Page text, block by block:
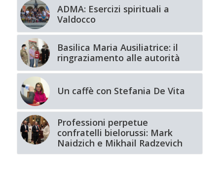
ADMA: Esercizi spirituali a
Valdocco
Basilica Maria Ausiliatrice: il
ringraziamento alle autorità
Un caffè con Stefania De Vita
Professioni perpetue
confratelli bielorussi: Mark
Naidzich e Mikhail Radzevich